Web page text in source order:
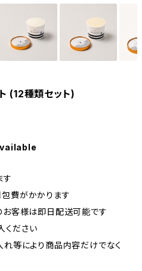
(12種類セット)
す
費がかかります
お客様は即日配送可能です
ください
れ等により商品内容だけでなく